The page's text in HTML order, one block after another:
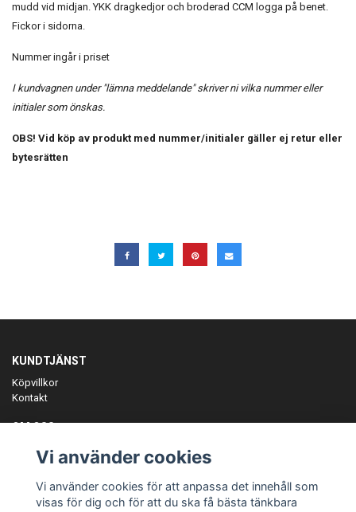
mudd vid midjan. YKK dragkedjor och broderad CCM logga på benet.
Fickor i sidorna.
Nummer ingår i priset
I kundvagnen under "lämna meddelande" skriver ni vilka nummer eller
initialer som önskas.
OBS! Vid köp av produkt med nummer/initialer gäller ej retur eller
bytesrätten
KUNDTJÄNST
Köpvillkor
Kontakt
OM OSS
ANMÄL DIG TILL VÅRT NYHETSBREV
Prenumerera
Vi använder cookies
Vi använder cookies för att anpassa det innehåll som
visas för dig och för att du ska få bästa tänkbara